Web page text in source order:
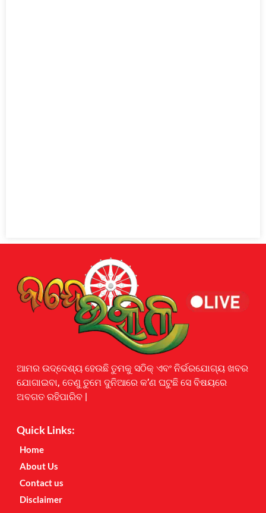
ଆମର ଉଦ୍ଦେଶ୍ୟ ହେଉଛି ତୁମକୁ ସଠିକ୍ ଏବଂ ନିର୍ଭରଯୋଗ୍ୟ ଖବର
ଯୋଗାଇବା, ତେଣୁ ତୁମେ ଦୁନିଆରେ କ’ଣ ଘଟୁଛି ସେ ବିଷୟରେ
ଅବଗତ ରହିପାରିବ |
Quick Links:
Home
About Us
Contact us
Disclaimer